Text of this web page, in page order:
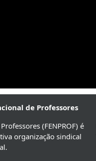
de Professores
(FENPROF) é
organização sindical